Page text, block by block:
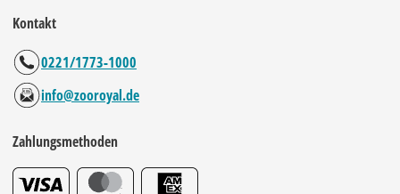
Kontakt
0221/1773-1000
info@zooroyal.de
Zahlungsmethoden